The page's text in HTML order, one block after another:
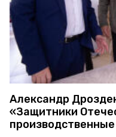
Александр
«Защитники